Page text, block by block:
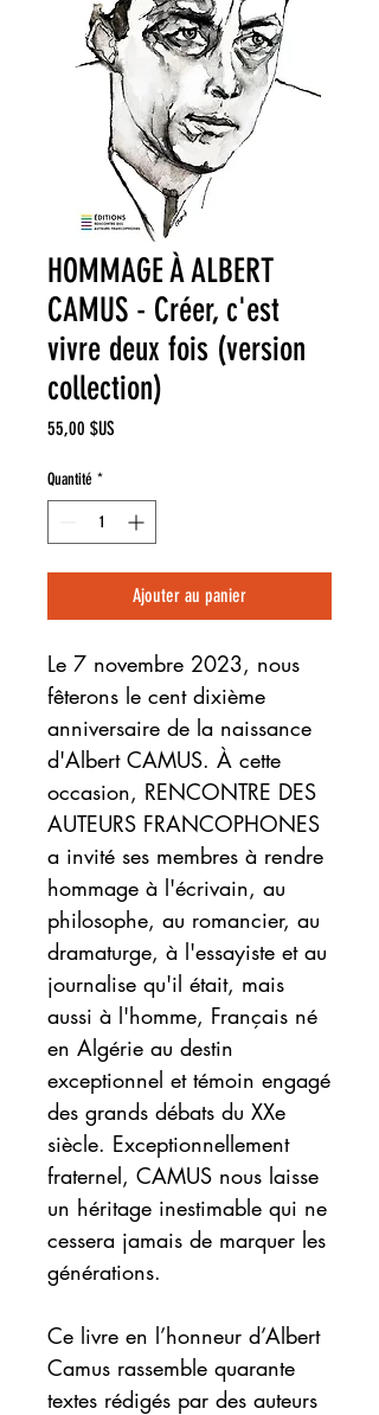
HOMMAGE À ALBERT
CAMUS - Créer, c'est
vivre deux fois (version
collection)
55,00 $US
Quantité *
Ajouter au panier
Le 7 novembre 2023, nous
fêterons le cent dixième
anniversaire de la naissance
d'Albert CAMUS. À cette
occasion, RENCONTRE DES
AUTEURS FRANCOPHONES
a invité ses membres à rendre
hommage à l'écrivain, au
philosophe, au romancier, au
dramaturge, à l'essayiste et au
journalise qu'il était, mais
aussi à l'homme, Français né
en Algérie au destin
exceptionnel et témoin engagé
des grands débats du XXe
siècle. Exceptionnellement
fraternel, CAMUS nous laisse
un héritage inestimable qui ne
cessera jamais de marquer les
générations.
Ce livre en l’honneur d’Albert
Camus rassemble quarante
textes rédigés par des auteurs